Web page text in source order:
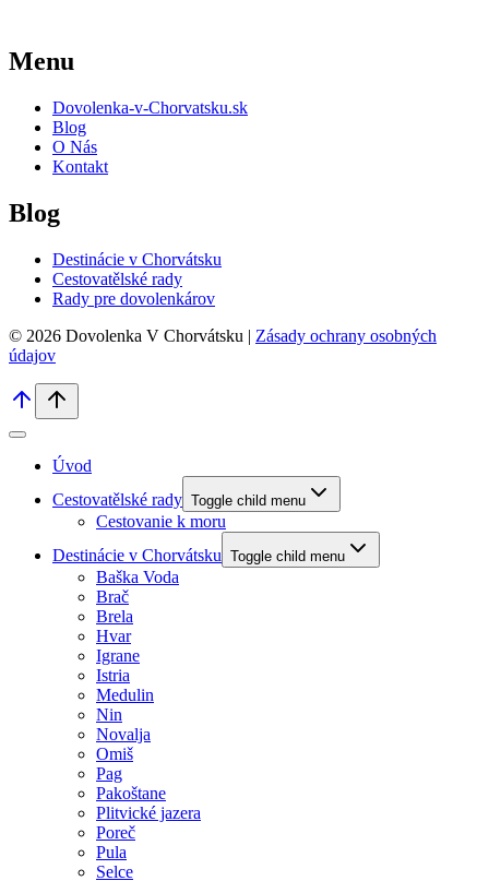
Menu
Dovolenka-v-Chorvatsku.sk
Blog
O Nás
Kontakt
Blog
Destinácie v Chorvátsku
Cestovatělské rady
Rady pre dovolenkárov
© 2026 Dovolenka V Chorvátsku | Zásady ochrany osobných
údajov
Úvod
Cestovatělské rady Toggle child menu
Cestovanie k moru
Destinácie v Chorvátsku Toggle child menu
Baška Voda
Brač
Brela
Hvar
Igrane
Istria
Medulin
Nin
Novalja
Omiš
Pag
Pakoštane
Plitvické jazera
Poreč
Pula
Selce